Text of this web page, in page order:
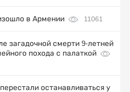
в Армении 11061
загадочной смерти 9-летней
похода с палаткой
останавливаться у